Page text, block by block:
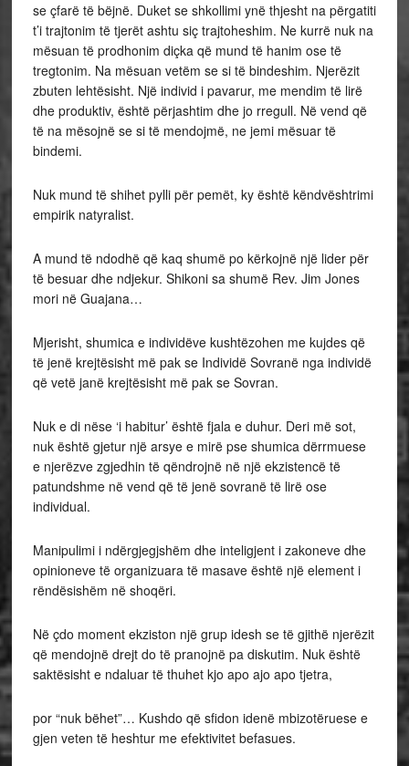
se çfarë të bëjnë. Duket se shkollimi ynë thjesht na përgatiti
t’i trajtonim të tjerët ashtu siç trajtoheshim. Ne kurrë nuk na
mësuan të prodhonim diçka që mund të hanim ose të
tregtonim. Na mësuan vetëm se si të bindeshim. Njerëzit
zbuten lehtësisht. Një individ i pavarur, me mendim të lirë
dhe produktiv, është përjashtim dhe jo rregull. Në vend që
të na mësojnë se si të mendojmë, ne jemi mësuar të
bindemi.
Nuk mund të shihet pylli për pemët, ky është këndvështrimi
empirik natyralist.
A mund të ndodhë që kaq shumë po kërkojnë një lider për
të besuar dhe ndjekur. Shikoni sa shumë Rev. Jim Jones
mori në Guajana…
Mjerisht, shumica e individëve kushtëzohen me kujdes që
të jenë krejtësisht më pak se Individë Sovranë nga individë
që vetë janë krejtësisht më pak se Sovran.
Nuk e di nëse ‘i habitur’ është fjala e duhur. Deri më sot,
nuk është gjetur një arsye e mirë pse shumica dërrmuese
e njerëzve zgjedhin të qëndrojnë në një ekzistencë të
patundshme në vend që të jenë sovranë të lirë ose
individual.
Manipulimi i ndërgjegjshëm dhe inteligjent i zakoneve dhe
opinioneve të organizuara të masave është një element i
rëndësishëm në shoqëri.
Në çdo moment ekziston një grup idesh se të gjithë njerëzit
që mendojnë drejt do të pranojnë pa diskutim. Nuk është
saktësisht e ndaluar të thuhet kjo apo ajo apo tjetra,
por “nuk bëhet”… Kushdo që sfidon idenë mbizotëruese e
gjen veten të heshtur me efektivitet befasues.